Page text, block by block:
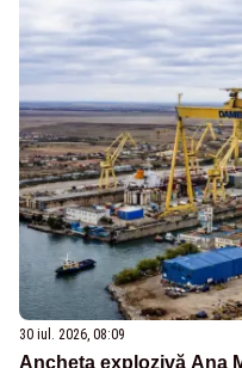
30 iul. 2026, 08:09
Ancheta explozivă Ana